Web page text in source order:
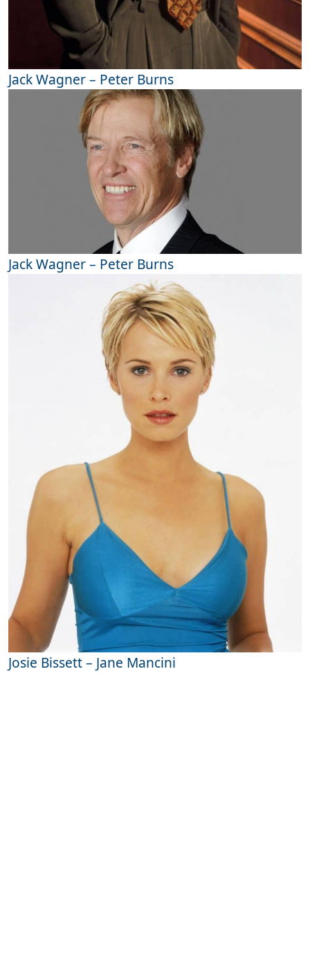
Jack Wagner – Peter Burns
Jack Wagner – Peter Burns
Josie Bissett – Jane Mancini